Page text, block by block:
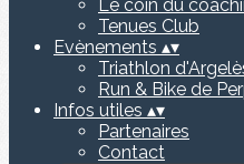
Le coin du
Tenues Club
Evènements ▴▾
Triathlon
Run & Bike de
Infos utiles ▴▾
Partenaires
Contact